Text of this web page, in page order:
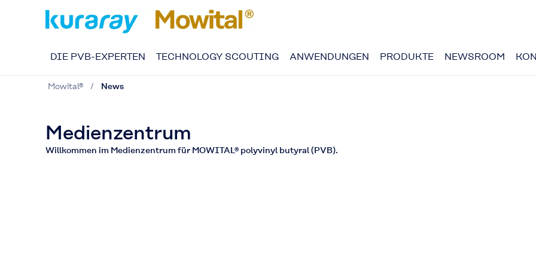
DIE PVB-EXPERTEN TECHNOLOGY SCOUTING ANWENDUNGEN PRODUKTE NEWSROOM
Mowital® News
Medienzentrum
Willkommen im Medienzentrum für MOWITAL® polyvinyl butyral (PVB).